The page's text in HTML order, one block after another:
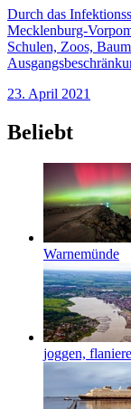
Durch das
Mecklenburg-
Schulen, Zoos,
23. April 2021
Beliebt
Warnemünde
joggen,